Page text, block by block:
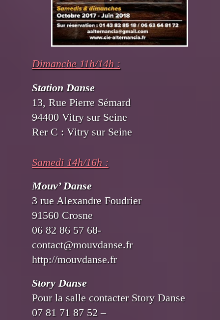
Dimanche 11h/14h :
Station Danse
13, Rue Pierre Sémard
94400 Vitry sur Seine
Rer C : Vitry sur Seine
Samedi 14h/16h :
Mouv’ Danse
3 rue Alexandre Foudrier
91560 Crosne
06 82 86 57 68-
contact@mouvdanse.fr
http://mouvdanse.fr
Story Danse
Pour la salle contacter Story Danse
07 81 71 87 52 –